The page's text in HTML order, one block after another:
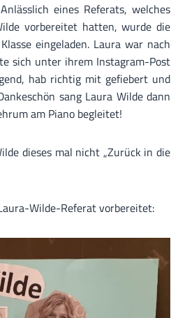
eines Referats, welches
vorbereitet hatten, wurde die
eingeladen. Laura war nach
sich unter ihrem Instagram-Post
hab richtig mit gefiebert und
sang Laura Wilde dann
am Piano begleitet!
dieses mal nicht „Zurück in die
Wilde-Referat vorbereitet: